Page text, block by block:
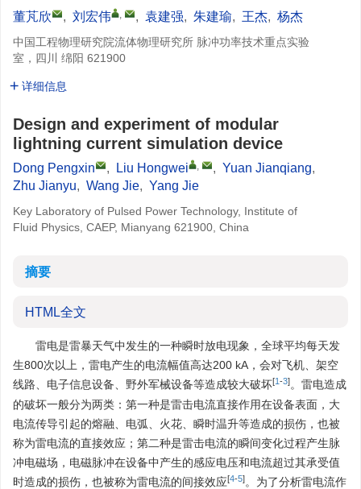
董芃欣 , 刘宏伟 , , 袁建强, 朱建瑜, 王杰, 杨杰
中国工程物理研究院流体物理研究所 脉冲功率技术重点实验
室，四川 绵阳 621900
详细信息
Design and experiment of modular
lightning current simulation device
Dong Pengxin , Liu Hongwei , , Yuan Jianqiang,
Zhu Jianyu, Wang Jie, Yang Jie
Key Laboratory of Pulsed Power Technology, Institute of
Fluid Physics, CAEP, Mianyang 621900, China
摘要
HTML全文
雷电是雷暴天气中发生的一种瞬时放电现象，全球平均每天发
生800次以上，雷电产生的电流幅值高达200 kA，会对飞机、架空
线路、电子信息设备、野外军械设备等造成较大破坏[1-3]。雷电造成
的破坏一般分为两类：第一种是雷击电流直接作用在设备表面，大
电流传导引起的熔融、电弧、火花、瞬时温升等造成的损伤，也被
称为雷电流的直接效应；第二种是雷击电流的瞬间变化过程产生脉
冲电磁场，电磁脉冲在设备中产生的感应电压和电流超过其承受值
时造成的损伤，也被称为雷电流的间接效应[4-5]。为了分析雷电流作